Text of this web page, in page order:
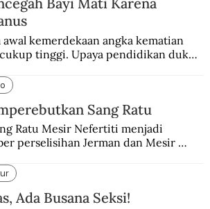
awal kemerdekaan angka kematian
tinggi. Upaya pendidikan dukun
Sang Ratu
Ratu Mesir Nefertiti menjadi
perselisihan Jerman dan Mesir
Ada Busana Seksi!